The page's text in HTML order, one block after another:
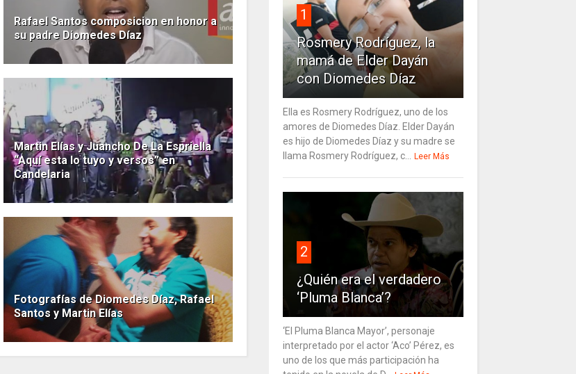
Rafael Santos composicion en honor a
su padre Diomedes Díaz
Martin Elías y Juancho De La Espriella
“Aquí esta lo tuyo y versos” en
Candelaria
Fotografías de Diomedes Díaz, Rafael
Santos y Martin Elías
1
Rosmery Rodríguez, la
mamá de Elder Dayán
con Diomedes Díaz
Ella es Rosmery Rodríguez, uno de los
amores de Diomedes Díaz. Elder Dayán
es hijo de Diomedes Díaz y su madre se
llama Rosmery Rodríguez, c... Leer Más
2
¿Quién era el verdadero
‘Pluma Blanca’?
‘El Pluma Blanca Mayor’, personaje
interpretado por el actor ‘Aco’ Pérez, es
uno de los que más participación ha